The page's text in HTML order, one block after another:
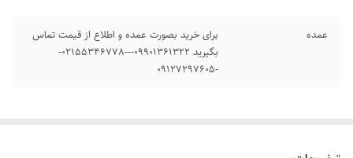
عمده
برای خرید بصورت عمده و اطلاع از قیمت تماس
بگیرید 09901361322---02155346778-
-09127297605